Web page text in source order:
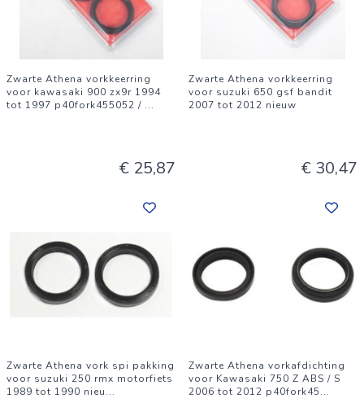
Zwarte Athena vorkkeerring
voor kawasaki 900 zx9r 1994
tot 1997 p40fork455052 / ...
€ 25,87
Zwarte Athena vorkkeerring
voor suzuki 650 gsf bandit
2007 tot 2012 nieuw
€ 30,47
Zwarte Athena vork spi pakking
voor suzuki 250 rmx motorfiets
1989 tot 1990 nieu...
Zwarte Athena vorkafdichting
voor Kawasaki 750 Z ABS / S
2006 tot 2012 p40fork45...